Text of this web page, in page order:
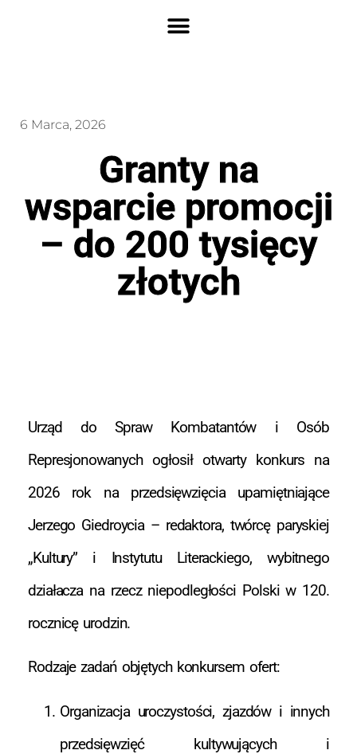
6 Marca, 2026
Granty na
wsparcie promocji
– do 200 tysięcy
złotych
Urząd do Spraw Kombatantów i Osób
Represjonowanych ogłosił otwarty konkurs na
2026 rok na przedsięwzięcia upamiętniające
Jerzego Giedroycia – redaktora, twórcę paryskiej
„Kultury” i Instytutu Literackiego, wybitnego
działacza na rzecz niepodległości Polski w 120.
rocznicę urodzin.
Rodzaje zadań objętych konkursem ofert:
Organizacja uroczystości, zjazdów i innych
przedsięwzięć kultywujących i